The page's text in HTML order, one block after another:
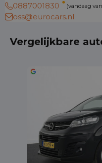
0887001830
(vandaag
oss@eurocars.nl
Vergelijkbare